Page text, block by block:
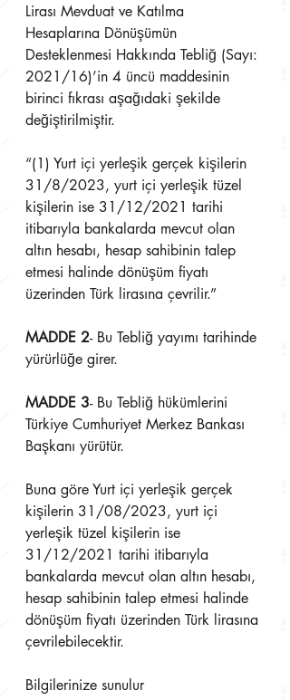
Lirası Mevduat ve Katılma
Hesaplarına Dönüşümün
Desteklenmesi Hakkında Tebliğ (Sayı:
2021/16)’in 4 üncü maddesinin
birinci fıkrası aşağıdaki şekilde
değiştirilmiştir.
“(1) Yurt içi yerleşik gerçek kişilerin
31/8/2023, yurt içi yerleşik tüzel
kişilerin ise 31/12/2021 tarihi
itibarıyla bankalarda mevcut olan
altın hesabı, hesap sahibinin talep
etmesi halinde dönüşüm fiyatı
üzerinden Türk lirasına çevrilir.”
MADDE 2- Bu Tebliğ yayımı tarihinde
yürürlüğe girer.
MADDE 3- Bu Tebliğ hükümlerini
Türkiye Cumhuriyet Merkez Bankası
Başkanı yürütür.
Buna göre Yurt içi yerleşik gerçek
kişilerin 31/08/2023, yurt içi
yerleşik tüzel kişilerin ise
31/12/2021 tarihi itibarıyla
bankalarda mevcut olan altın hesabı,
hesap sahibinin talep etmesi halinde
dönüşüm fiyatı üzerinden Türk lirasına
çevrilebilecektir.
Bilgilerinize sunulur